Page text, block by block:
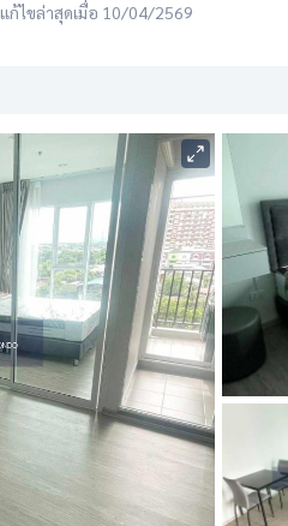
แก้ไขล่าสุดเมื่อ 10/04/2569